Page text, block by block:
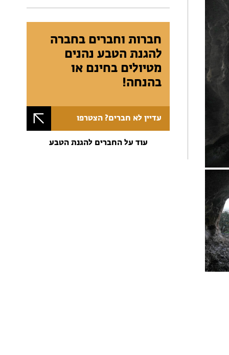
חברות וחברים בחברה
להגנת הטבע נהנים
מטיולים בחינם או
בהנחה!
עדיין לא חברים? הצטרפו
עוד על החברים להגנת הטבע